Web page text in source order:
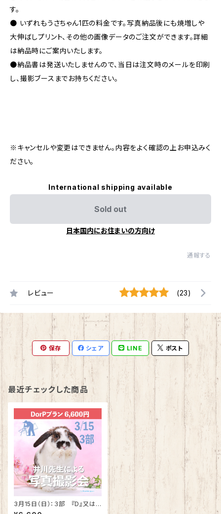
す。
● いずれもうさちゃん1匹の料金です。写真納品後にも焼増しや
大伸ばしプリント、その他の画像データのご注文ができます。詳細
は納品時にご案内いたします。
●納品書は発送いたしませんので、当日は注文時のメールを印刷
し、撮影ブースまでお持ちください。
※キャンセルや変更はできません。内容をよく確認の上お申込みく
ださい。
International shipping available
Sold out
日本国内にお住まいの方向け
通報する
レビュー (23)
保存 シェア LINE ポスト
最近チェックした商品
3月15日（日）：３部 『D』又は
『P』プラン 井川先生による写真